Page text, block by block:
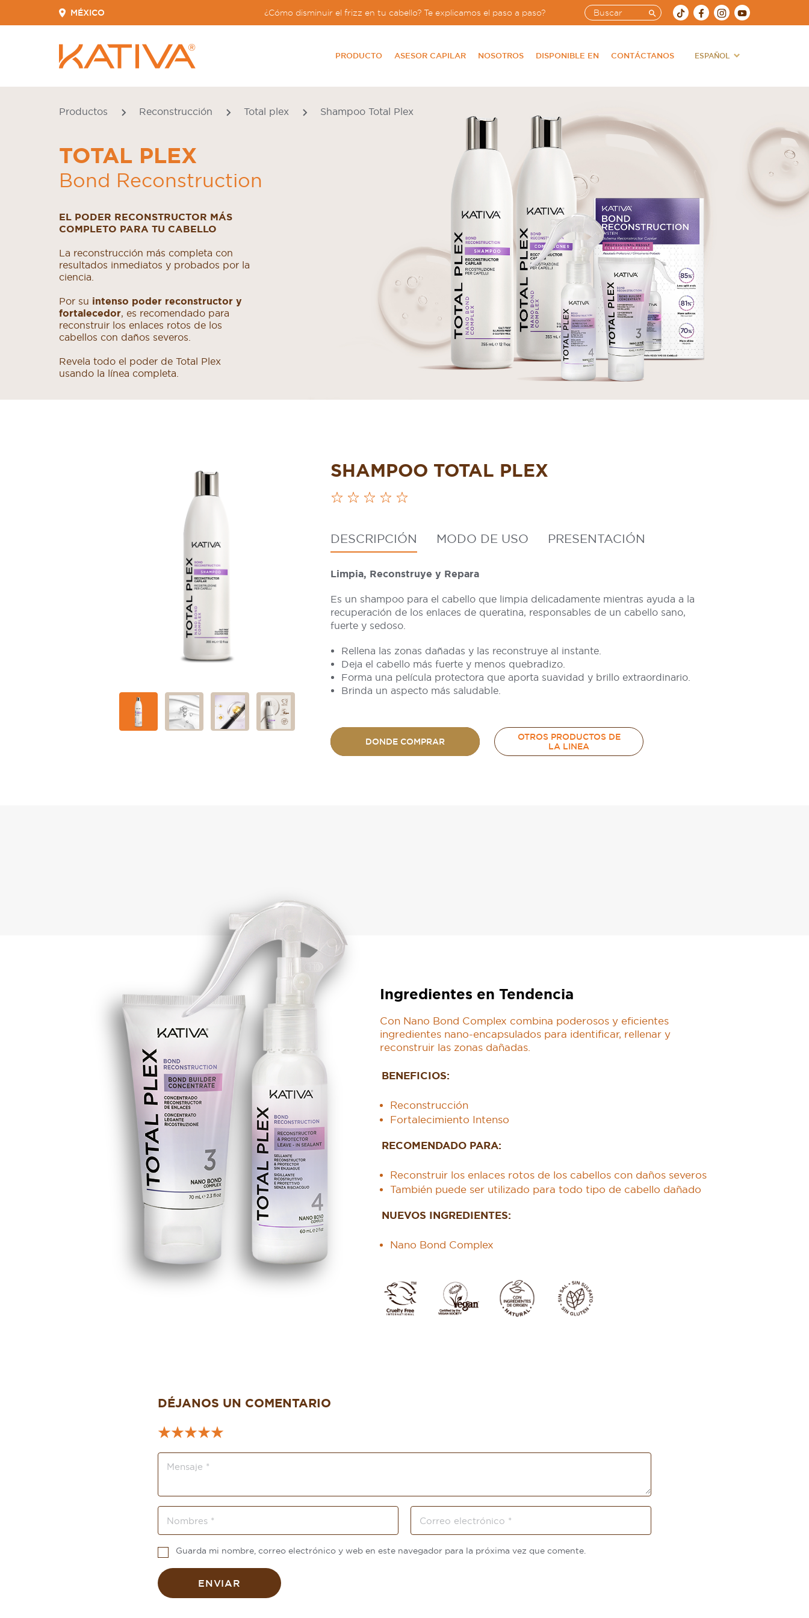
MÉXICO ¿Cómo disminuir el frizz en tu cabello? Te explicamos el paso a paso?
PRODUCTO ASESOR CAPILAR NOSOTROS DISPONIBLE EN CONTÁCTANOS
Productos Reconstrucción Total plex Shampoo Total Plex
TOTAL PLEX
Bond Reconstruction
EL PODER RECONSTRUCTOR MÁS
COMPLETO PARA TU CABELLO
La reconstrucción más completa con
resultados inmediatos y probados por la
ciencia.
Por su intenso poder reconstructor y
fortalecedor, es recomendado para
reconstruir los enlaces rotos de los
cabellos con daños severos.
Revela todo el poder de Total Plex
usando la línea completa.
SHAMPOO TOTAL PLEX
DESCRIPCIÓN MODO DE USO PRESENTACIÓN
Limpia, Reconstruye y Repara
Es un shampoo para el cabello que limpia delicadamente mientras ayuda a la
recuperación de los enlaces de queratina, responsables de un cabello sano,
fuerte y sedoso.
Rellena las zonas dañadas y las reconstruye al instante.
Deja el cabello más fuerte y menos quebradizo.
Forma una película protectora que aporta suavidad y brillo extraordinario.
Brinda un aspecto más saludable.
DONDE COMPRAR
OTROS PRODUCTOS DE
LA LINEA
Ingredientes en Tendencia
Con Nano Bond Complex combina poderosos y eficientes
ingredientes nano-encapsulados para identificar, rellenar y
reconstruir las zonas dañadas.
BENEFICIOS:
Reconstrucción
Fortalecimiento Intenso
RECOMENDADO PARA:
Reconstruir los enlaces rotos de los cabellos con daños severos
También puede ser utilizado para todo tipo de cabello dañado
NUEVOS INGREDIENTES:
Nano Bond Complex
DÉJANOS UN COMENTARIO
Guarda mi nombre, correo electrónico y web en este navegador para la próxima vez que comente.